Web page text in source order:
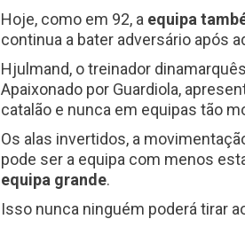
Hoje, como em 92, a equipa
continua a bater adversário após
Hjulmand, o treinador
Apaixonado por Guardiola,
catalão e nunca em equipas tão
Os alas invertidos, a
pode ser a equipa com menos
equipa grande.
Isso nunca ninguém poderá tirar